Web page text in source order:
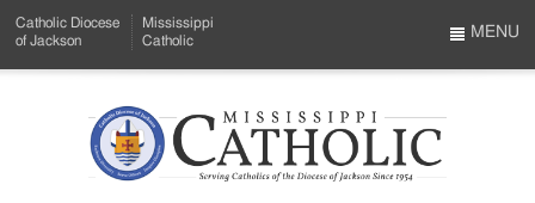
to
Menu
Content
Catholic Diocese
of Jackson
Mississippi
Catholic
Mississippi
MENU